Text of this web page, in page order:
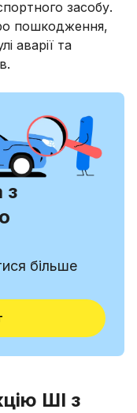
засобу.
пошкодження,
аварії та
з
більше
ШІ з